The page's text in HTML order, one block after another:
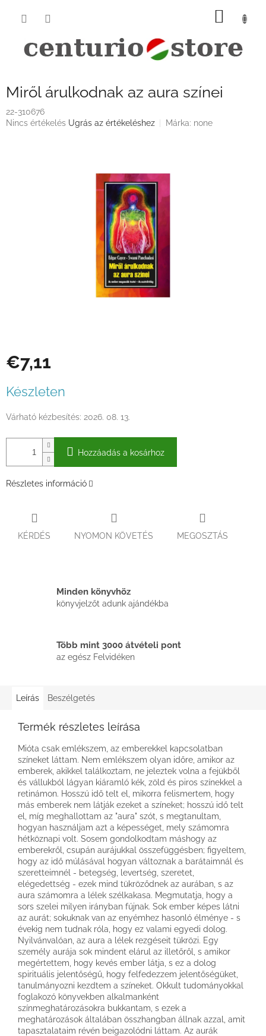
KOSÁR
Miről árulkodnak az aura színei
22-310676
A
Nincs értékelés Ugrás az értékeléshez Márka: none
€7,11
Készleten
Várható kézbesítés: 2026. 08. 13.
Hozzáadás a kosárhoz
Részletes információ
KÉRDÉS NYOMON KÖVETÉS MEGOSZTÁS
Minden könyvhöz
könyvjelzőt adunk ajándékba
Több mint 3000 átvételi pont
az egész Felvidéken
Leírás Beszélgetés
Termék részletes leírása
Mióta csak emlékszem, az emberekkel kapcsolatban
színeket láttam. Nem emlékszem olyan időre, amikor az
emberek, akikkel találkoztam, ne jeleztek volna a fejükből
és vállukból lágyan kiáramló kék, zöld és piros színekkel a
retinámon. Hosszú idő telt el, mikorra felismertem, hogy
más emberek nem látják ezeket a színeket; hosszú idő telt
el, míg meghallottam az "aura" szót, s megtanultam,
hogyan használjam azt a képességet, mely számomra
hétköznapi volt. Sosem gondolkodtam máshogy az
emberekről, csupán aurájukkal összefüggésben; figyeltem,
hogy az idő múlásával hogyan változnak a barátaimnál és
szeretteimnél - betegség, levertség, szeretet,
elégedettség - ezek mind tükröződnek az aurában, s az
aura számomra a lélek szélkakasa. Megmutatja, hogy a
sors szelei milyen irányban fújnak. Sok ember képes látni
az aurát; sokuknak van az enyémhez hasonló élménye - s
évekig nem tudnak róla, hogy ez valami egyedi dolog.
Nyilvánvalóan, az aura a lélek rezgéseit tükrözi. Egy
személy aurája sok mindent elárul az illetőről, s amikor
megértettem, hogy kevés ember látja, s ez a dolog
spirituális jelentőségű, hogy felfedezzem jelentőségüket,
tanulmányozni kezdtem a színeket. Okkult tudományokkal
foglakozó könyvekben alkalmanként
színmeghatározásokra bukkantam, s ezek a
meghatározások általában összhangban állnak azzal, amit
tapasztalataim révén beigazolódni láttam. Az aurák